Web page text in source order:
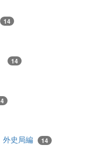
14
14
外史局編 14